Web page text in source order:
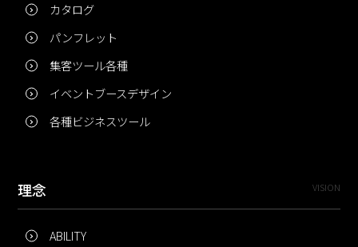
カタログ
パンフレット
集客ツール各種
イベントブースデザイン
各種ビジネスツール
理念 VISION
ABILITY